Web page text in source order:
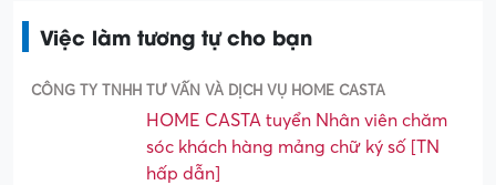
Việc làm tương tự cho bạn
CÔNG TY TNHH TƯ VẤN VÀ DỊCH VỤ HOME CASTA
HOME CASTA tuyển Nhân viên chăm
sóc khách hàng mảng chữ ký số [TN
hấp dẫn]